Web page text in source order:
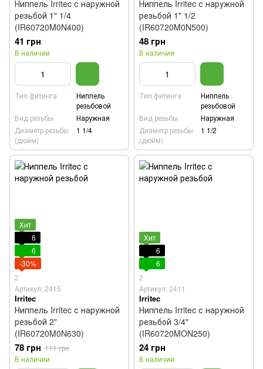
Ниппель Irritec с наружной
резьбой 1" 1/4
(IR60720M0N400)
41 грн
В наличии
Тип фитинга
Ниппель
резьбовой
Вид резьбы
Наружная
Диаметр резьбы
(дюйм)
1 1/4
Ниппель Irritec с наружной
резьбой 1" 1/2
(IR60720M0N500)
48 грн
В наличии
Тип фитинга
Ниппель
резьбовой
Вид резьбы
Наружная
Диаметр резьбы
(дюйм)
1 1/2
Хит
6
6
-30%
2
Артикул: 2415
Irritec
Ниппель Irritec с наружной
резьбой 2"
(IR60720M0N630)
78 грн 111 грн
В наличии
Хит
6
6
2
Артикул: 2411
Irritec
Ниппель Irritec с наружной
резьбой 3/4"
(IR60720MON250)
24 грн
В наличии